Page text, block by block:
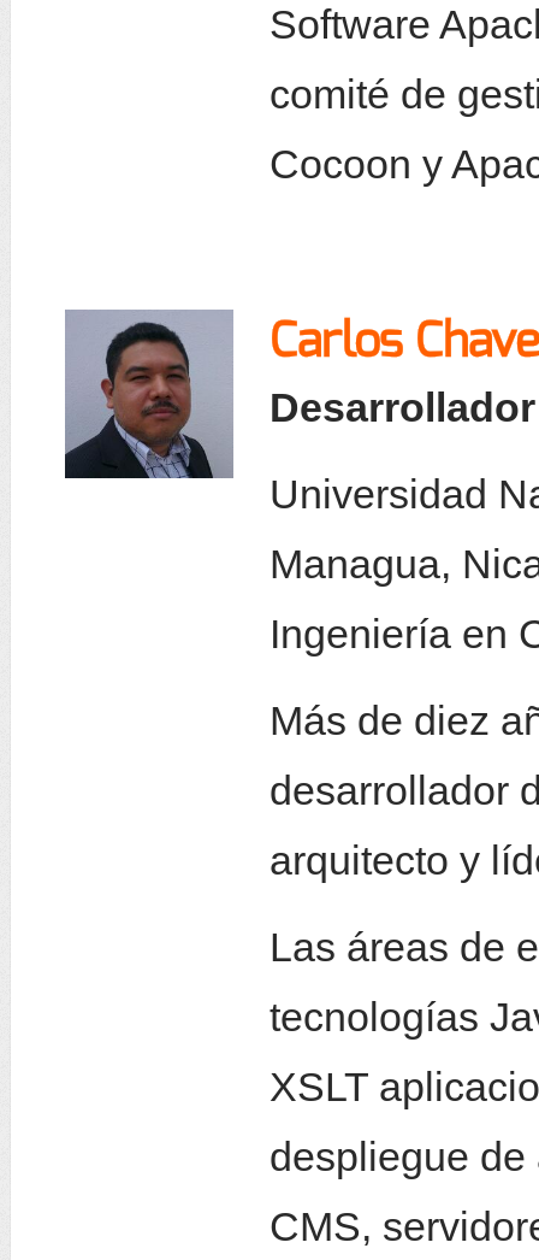
Software
comité de
Cocoon y
Carlos
Universidad
Managua,
Ingeniería en
Más de diez
desarrollador
arquitecto y
Las áreas de
tecnologías
XSLT
despliegue
CMS,